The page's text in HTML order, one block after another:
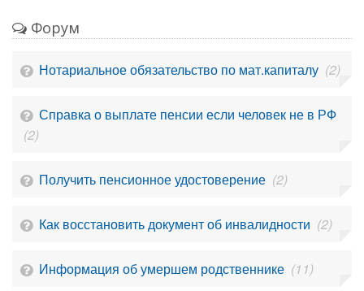
Форум
Нотариальное обязательство по мат.капиталу (2)
Справка о выплате пенсии если человек не в РФ
(2)
Получить пенсионное удостоверение (2)
Как восстановить документ об инвалидности (2)
Информация об умершем родственнике (11)